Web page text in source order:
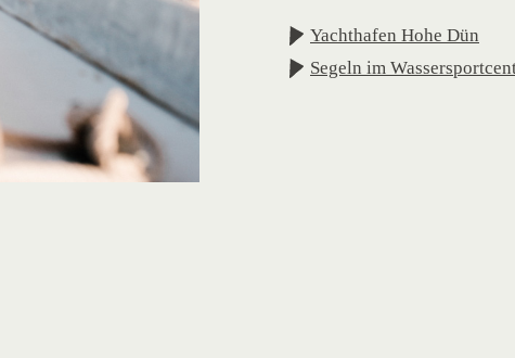
Yachthafen Hohe Dün
Segeln im